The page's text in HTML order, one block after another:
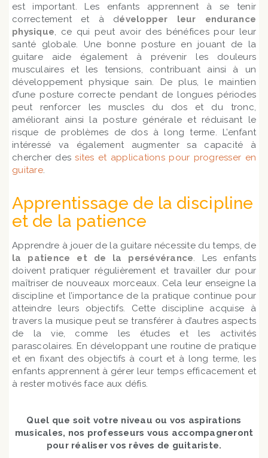
est important. Les enfants apprennent à se tenir
correctement et à développer leur endurance
physique , ce qui peut avoir des bénéfices pour leur
santé globale. Une bonne posture en jouant de la
guitare aide également à prévenir les douleurs
musculaires et les tensions, contribuant ainsi à un
développement physique sain. De plus, le maintien
d’une posture correcte pendant de longues périodes
peut renforcer les muscles du dos et du tronc,
améliorant ainsi la posture générale et réduisant le
risque de problèmes de dos à long terme. L’enfant
intéressé va également augmenter sa capacité à
chercher dessites et applications pour progresser en
guitare.
Apprentissage de la discipline
et de la patience
Apprendre à jouer de la guitare nécessite du temps, de
la patience et de la persévérance . Les enfants
doivent pratiquer régulièrement et travailler dur pour
maîtriser de nouveaux morceaux. Cela leur enseigne la
discipline et l’importance de la pratique continue pour
atteindre leurs objectifs. Cette discipline acquise à
travers la musique peut se transférer à d’autres aspects
de la vie, comme les études et les activités
parascolaires. En développant une routine de pratique
et en fixant des objectifs à court et à long terme, les
enfants apprennent à gérer leur temps efficacement et
à rester motivés face aux défis.
Quel que soit votre niveau ou vos aspirations
musicales, nos professeurs vous accompagneront
pour réaliser vos rêves de guitariste.